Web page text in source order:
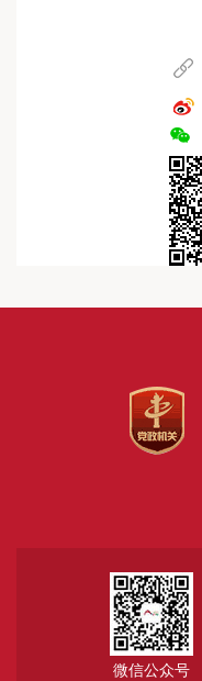
微信公众号